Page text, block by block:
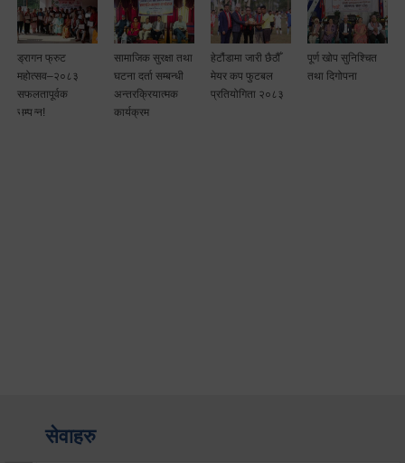
ड्रागन फ्रुट
महोत्सव–२०८३
सफलतापूर्वक
सम्पन्न!
सामाजिक सुरक्षा तथा
घटना दर्ता सम्बन्धी
अन्तरक्रियात्मक
कार्यक्रम
हेटौंडामा जारी छैठौँ
मेयर कप फुटबल
प्रतियोगिता २०८३
पूर्ण खोप सुनिश्चित
तथा दिगोपना
सेवाहरु